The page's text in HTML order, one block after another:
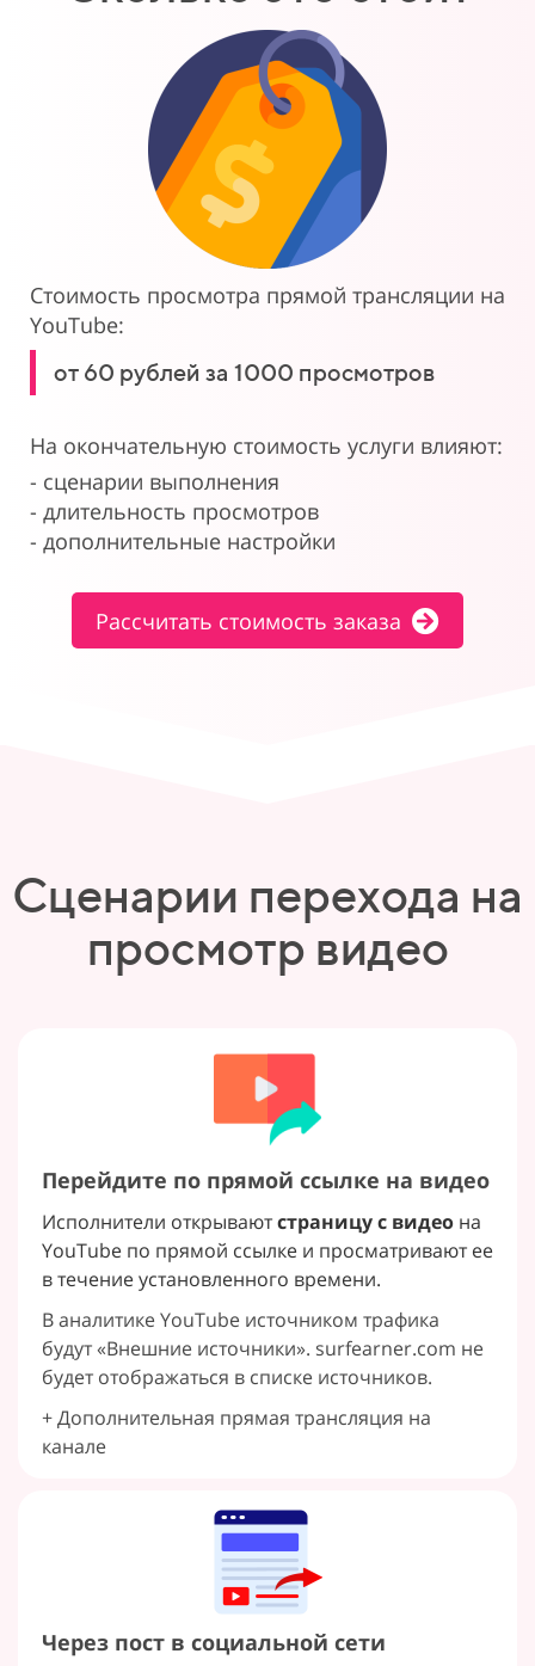
Стоимость просмотра прямой трансляции на
YouTube:
от 60 рублей за 1000 просмотров
На окончательную стоимость услуги влияют:
- сценарии выполнения
- длительность просмотров
- дополнительные настройки
Рассчитать стоимость заказа
Сценарии перехода на
просмотр видео
Перейдите по прямой ссылке на видео
Исполнители открываютстраницу с видео на
YouTube по прямой ссылке и просматривают ее
в течение установленного времени.
В аналитике YouTube источником трафика
будут «Внешние источники». surfearner.com не
будет отображаться в списке источников.
+ Дополнительная прямая трансляция на
канале
Через пост в социальной сети